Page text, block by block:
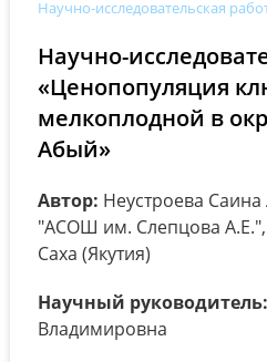
Научно-исследовательская
Научно-
«Ценопопуляция
мелкоплодной в
Абый»
Автор: Неустроева
"АСОШ им. Слепцова А.Е.",
Саха (Якутия)
Научный руководитель:
Владимировна